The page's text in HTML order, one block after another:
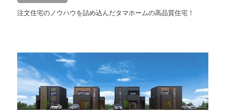
注文住宅のノウハウを詰め込んだタマホームの高品質住宅！